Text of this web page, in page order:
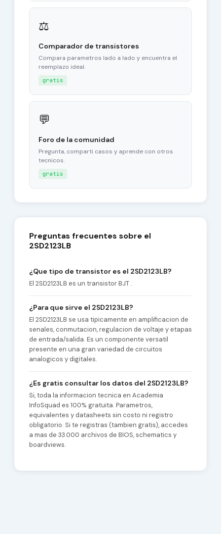
⚖
Comparador de transistores
Compara parametros lado a lado y encuentra el
reemplazo ideal.
gratis
💬
Foro de la comunidad
Pregunta, comparti casos y aprende con otros
tecnicos.
gratis
Preguntas frecuentes sobre el
2SD2123LB
¿Que tipo de transistor es el 2SD2123LB?
El 2SD2123LB es un transistor BJT .
¿Para que sirve el 2SD2123LB?
El 2SD2123LB se usa tipicamente en amplificacion de
senales, conmutacion, regulacion de voltaje y etapas
de entrada/salida. Es un componente versatil
presente en una gran variedad de circuitos
analogicos y digitales.
¿Es gratis consultar los datos del 2SD2123LB?
Si, toda la informacion tecnica en Academia
InfoSquad es 100% gratuita. Parametros,
equivalentes y datasheets sin costo ni registro
obligatorio. Si te registras (tambien gratis), accedes
a mas de 33.000 archivos de BIOS, schematics y
boardviews.